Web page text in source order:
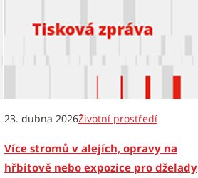
23. dubna 2026Životní prostředí
Více stromů v alejích, opravy na
hřbitově nebo expozice pro dželady